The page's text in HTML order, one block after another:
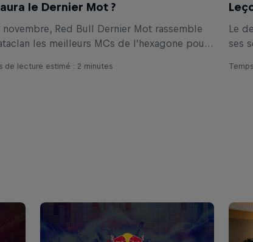
le Dernier Mot ?
novembre, Red Bull Dernier Mot rassemble
les meilleurs MCs de l’hexagone pour
mot.
de lecture estimé : 2 minutes
Le
ses